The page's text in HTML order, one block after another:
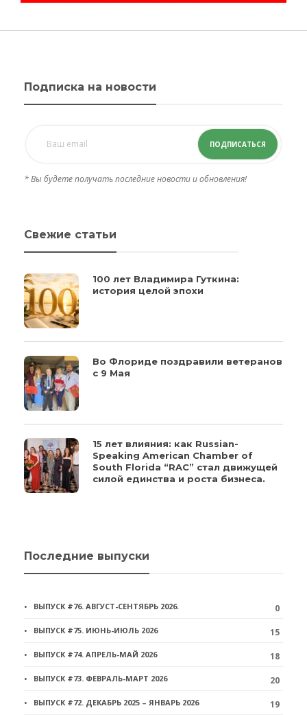
Подписка на новости
ПОДПИСАТЬСЯ
* Вы будете получать последние новости и обновления!
Свежие статьи
100 лет Владимира Гуткина:
история целой эпохи
Во Флориде поздравили ветеранов
с 9 Мая
15 лет влияния: как Russian-
Speaking American Chamber of
South Florida “RAC” стал движущей
силой единства и роста бизнеса.
Последние выпуски
ВЫПУСК #76. АВГУСТ-СЕНТЯБРЬ 2026. 0
ВЫПУСК #75. ИЮНЬ-ИЮЛЬ 2026 15
ВЫПУСК #74. АПРЕЛЬ-МАЙ 2026 18
ВЫПУСК #73. ФЕВРАЛЬ-МАРТ 2026 20
ВЫПУСК #72. ДЕКАБРЬ 2025 – ЯНВАРЬ 2026 19